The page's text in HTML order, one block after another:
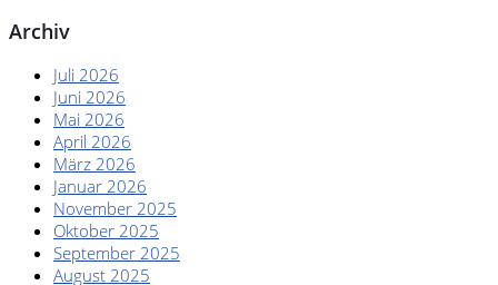
AKTIONEN
KARRIERE
Archiv
Juli 2026
Juni 2026
Mai 2026
April 2026
März 2026
Januar 2026
November 2025
Oktober 2025
September 2025
August 2025